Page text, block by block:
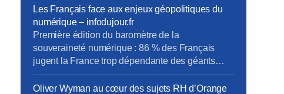
Phare – 05/06/2026
Les Français face aux enjeux géopolitiques du
numérique – infodujour.fr
Première édition du baromètre de la
souveraineté numérique : 86 % des Français
jugent la France trop dépendante des géants
étrangers : la souveraineté numérique s’impose
comme un enjeu de puissance. À l’occasion des
Oliver Wyman au cœur des sujets RH d’Orange